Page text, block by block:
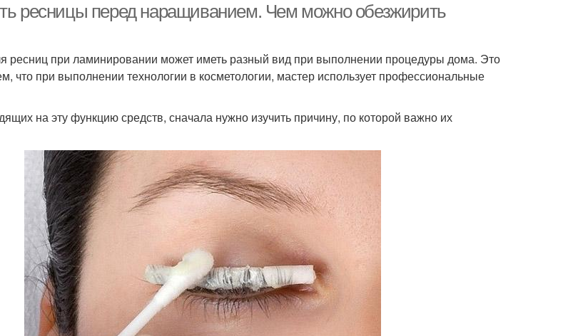
ресницы перед наращиванием. Чем можно обезжирить
ресниц при ламинировании может иметь разный вид при выполнении процедуры дома. Это
что при выполнении технологии в косметологии, мастер использует профессиональные
на эту функцию средств, сначала нужно изучить причину, по которой важно их